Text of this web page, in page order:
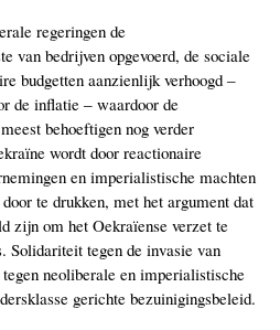
regeringen de
van bedrijven opgevoerd, de sociale
budgetten aanzienlijk verhoogd ‒
de inflatie ‒ waardoor de
behoeftigen nog verder
wordt door reactionaire
en imperialistische machten
te drukken, met het argument dat
zijn om het Oekraïense verzet te
Solidariteit tegen de invasie van
neoliberale en imperialistische
gerichte bezuinigingsbeleid.